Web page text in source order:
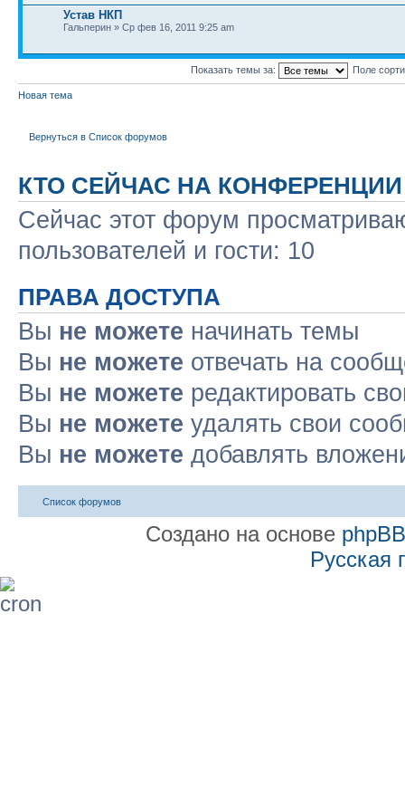
Устав НКП
Гальперин » Ср фев 16, 2011 9:25 am
Показать темы за: Поле
Новая тема
Вернуться в Список форумов
КТО СЕЙЧАС НА КОНФЕРЕНЦИИ
Сейчас этот форум
пользователей и гости: 10
ПРАВА ДОСТУПА
Вы не можете начинать темы
Вы не можете отвечать на
Вы не можете редактировать
Вы не можете удалять свои
Вы не можете добавлять
Список форумов
Создано на основе phpBB
Русская